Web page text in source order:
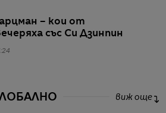
– кои от
със Си Дзинпин
виж още